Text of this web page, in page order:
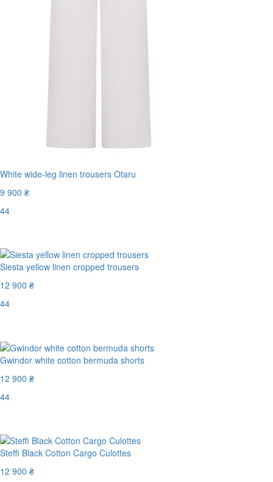
White wide-leg linen trousers Otaru
9 900 ₴
44
Siesta yellow linen cropped trousers
12 900 ₴
44
Gwindor white cotton bermuda shorts
12 900 ₴
44
Steffi Black Cotton Cargo Culottes
12 900 ₴